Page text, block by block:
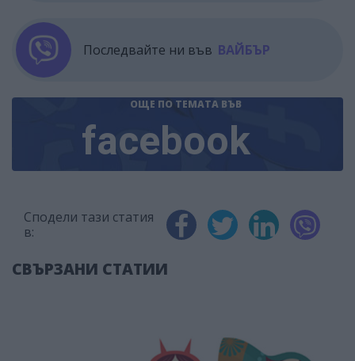
Последвайте ни във ВАЙБЪР
ОЩЕ ПО ТЕМАТА ВЪВ
facebook
Сподели тази статия
в:
СВЪРЗАНИ СТАТИИ